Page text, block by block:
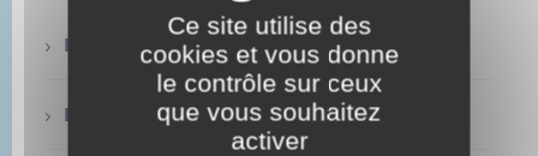
La Mairie
Etat-civil
Ce site utilise des
cookies et vous donne
le contrôle sur ceux
que vous souhaitez
activer